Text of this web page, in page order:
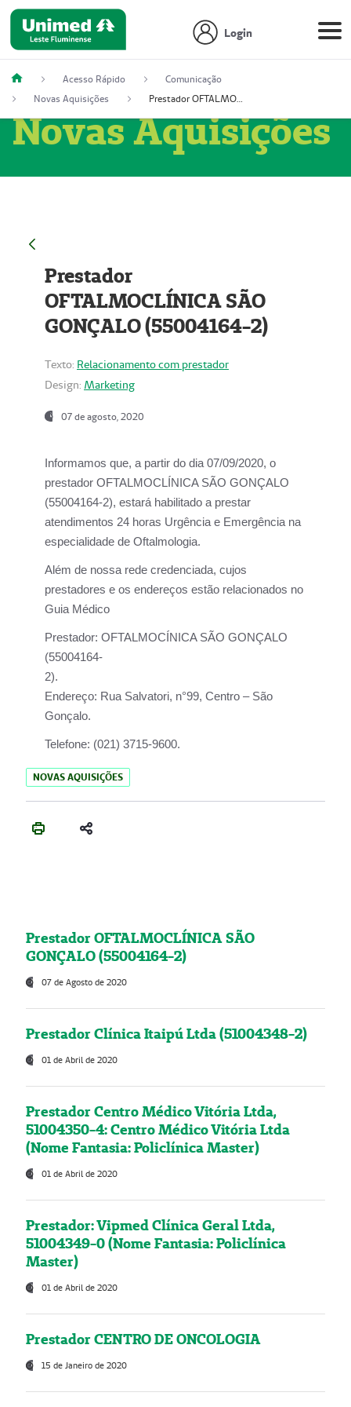
Login
Acesso Rápido
Comunicação
Novas Aquisições
Prestador OFTALMOCLÍNICA SÃO GONÇALO (55004164-2)
Novas Aquisições
Prestador
OFTALMOCLÍNICA SÃO
GONÇALO (55004164-2)
Texto: Relacionamento com prestador
Design: Marketing
07 de agosto, 2020
Informamos que, a partir do dia 07/09/2020, o
prestador OFTALMOCLÍNICA SÃO GONÇALO
(55004164-2), estará habilitado a prestar
atendimentos 24 horas Urgência e Emergência na
especialidade de Oftalmologia.
Além de nossa rede credenciada, cujos
prestadores e os endereços estão relacionados no
Guia Médico
Prestador: OFTALMOCÍNICA SÃO GONÇALO
(55004164-
2).
Endereço: Rua Salvatori, n°99, Centro – São
Gonçalo.
Telefone: (021) 3715-9600.
NOVAS AQUISIÇÕES
Prestador OFTALMOCLÍNICA SÃO
GONÇALO (55004164-2)
07 de Agosto de 2020
Prestador Clínica Itaipú Ltda (51004348-2)
01 de Abril de 2020
Prestador Centro Médico Vitória Ltda,
51004350-4: Centro Médico Vitória Ltda
(Nome Fantasia: Policlínica Master)
01 de Abril de 2020
Prestador: Vipmed Clínica Geral Ltda,
51004349-0 (Nome Fantasia: Policlínica
Master)
01 de Abril de 2020
Prestador CENTRO DE ONCOLOGIA
15 de Janeiro de 2020